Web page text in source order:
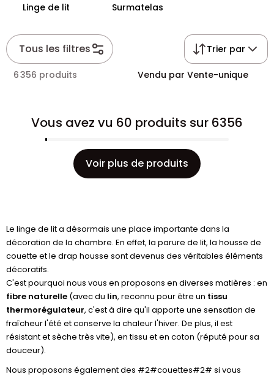
Linge de lit Surmatelas
Tous les filtres Trier par
6 356 produits Vendu par Vente-unique
Vous avez vu 60 produits sur 6356
Voir plus de produits
Le linge de lit a désormais une place importante dans la
décoration de la chambre. En effet, la parure de lit, la housse de
couette et le drap housse sont devenus des véritables éléments
décoratifs.
C'est pourquoi nous vous en proposons en diverses matières : en
fibre naturelle (avec du lin, reconnu pour être un tissu
thermorégulateur, c'est à dire qu'il apporte une sensation de
fraîcheur l'été et conserve la chaleur l'hiver. De plus, il est
résistant et sèche très vite), en tissu et en coton (réputé pour sa
douceur).
Nous proposons également des #2#couettes#2# si vous